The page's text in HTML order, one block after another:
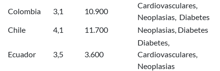
Colombia
3,1 10.900
Cardiovasculares,
Neoplasias, Diabetes
Chile
4,1 11.700 Neoplasias, Diabetes
Ecuador 3,5 3.600
Diabetes,
Cardiovasculares,
Neoplasias